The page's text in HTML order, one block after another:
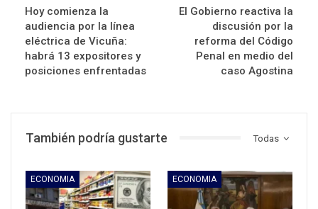
Hoy comienza la
audiencia por la línea
eléctrica de Vicuña:
habrá 13 expositores y
posiciones enfrentadas
El Gobierno reactiva la
discusión por la
reforma del Código
Penal en medio del
caso Agostina
Todas
También podría gustarte
ECONOMIA ECONOMIA